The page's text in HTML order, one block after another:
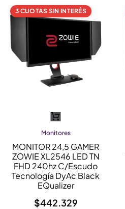
3 CUOTAS SIN INTERÉS
Monitores
MONITOR 24,5 GAMER
ZOWIE XL2546 LED TN
FHD 240hz C/escudo
Tecnología DyAc Black
EQualizer
$442.329